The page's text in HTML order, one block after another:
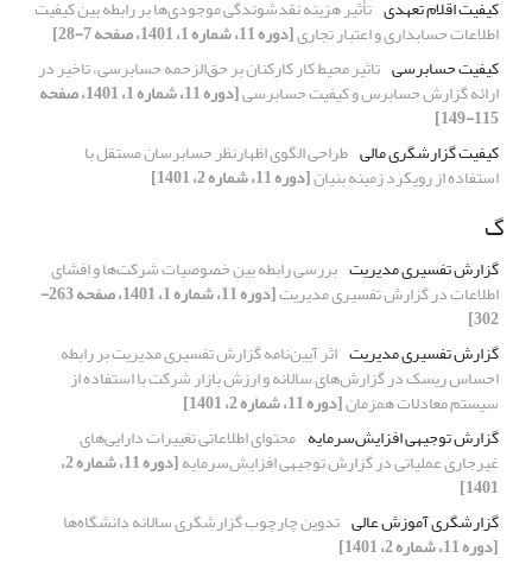
کیفیت اقلام تعهدی تأثیر هزینه نقدشوندگی موجودی‌ها بر رابطه بین کیفیت
اطلاعات حسابداری و اعتبار تجاری[دوره 11، شماره 1، 1401، صفحه 7-28]
کیفیت حسابرسی تاثیر محیط کار کارکنان بر حق‌الزحمه حسابرسی، تاخیر در
ارائه گزارش حسابرس و کیفیت حسابرسی [دوره 11، شماره 1، 1401، صفحه
115-149]
کیفیت گزارشگری مالی طراحی الگوی اظهارنظر حسابرسان مستقل با
استفاده از رویکرد زمینه بنیان[دوره 11، شماره 2، 1401]
گ
گزارش تفسیری مدیریت بررسی رابطه بین خصوصیات شرکت‌ها و افشای
اطلاعات در گزارش تفسیری مدیریت [دوره 11، شماره 1، 1401، صفحه 263-
302]
گزارش تفسیری مدیریت اثر آیین‌نامه گزارش تفسیری مدیریت بر رابطه
احساس ریسک در گزارش‌های سالانه و ارزش بازار شرکت با استفاده از
سیستم معادلات همزمان[دوره 11، شماره 2، 1401]
گزارش توجیهی افزایش‌سرمایه محتوای اطلاعاتی تغییرات دارایی‌های
غیرجاری عملیاتی در گزارش توجیهی افزایش‌سرمایه [دوره 11، شماره 2،
1401]
گزارشگری آموزش عالی تدوین چارچوب گزارشگری سالانه دانشگاه‌ها
[دوره 11، شماره 2، 1401]